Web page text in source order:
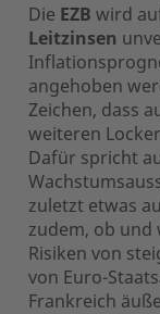
Die EZB wird
Leitzinsen
angehoben
Zeichen, dass
weiteren
Dafür spricht
zuletzt etwas
zudem, ob und
Risiken von
von Euro-
Frankreich